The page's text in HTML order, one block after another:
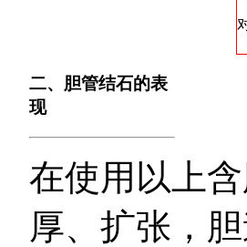
二、胆管结石的表
现
在使用以上
厚、扩张，